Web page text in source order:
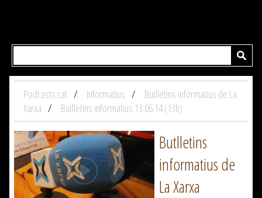
Podcasts.cat Informatius
Butlletins informatius de La
Xarxa
Butlletins informatius 13.06.14 (13h)
Butlletins
informatius de
La Xarxa